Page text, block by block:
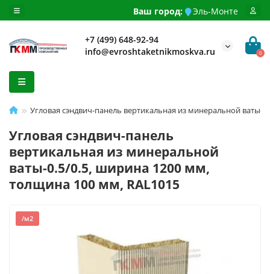
Ваш город: Эль-Монте
+7 (499) 648-92-94
info@evroshtaketnikmoskva.ru
0
Угловая сэндвич-панель вертикальная из минеральной
Угловая сэндвич-панель
вертикальная из минеральной
ваты-0.5/0.5, ширина 1200 мм,
толщина 100 мм, RAL1015
/м2